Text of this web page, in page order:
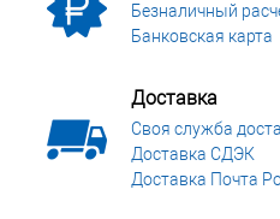
Безналичный
Банковская карта
Доставка
Своя служба
Доставка СДЭК
Доставка Почта